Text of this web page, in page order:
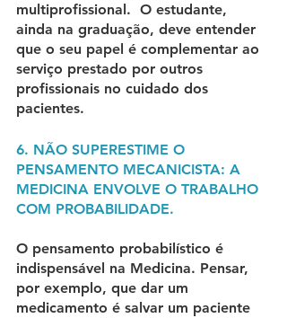
multiprofissional.  O estudante,
ainda na graduação, deve entender
que o seu papel é complementar ao
serviço prestado por outros
profissionais no cuidado dos
pacientes.
6. NÃO SUPERESTIME O
PENSAMENTO MECANICISTA: A
MEDICINA ENVOLVE O TRABALHO
COM PROBABILIDADE.
O pensamento probabilístico é
indispensável na Medicina. Pensar,
por exemplo, que dar um
medicamento é salvar um paciente